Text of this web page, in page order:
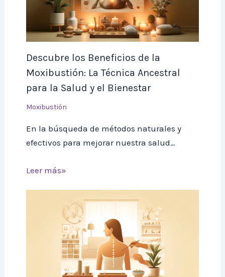
Descubre los Beneficios de la
Moxibustión: La Técnica Ancestral
para la Salud y el Bienestar
Moxibustión
En la búsqueda de métodos naturales y
efectivos para mejorar nuestra salud…
Leer más»